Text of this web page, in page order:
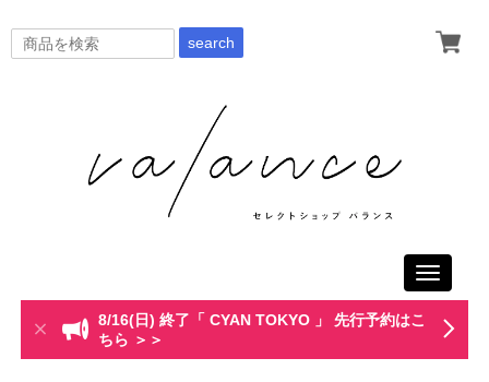
search
Toggle
8/16(日) 終了「 CYAN TOKYO 」 先行予約はこ
ちら ＞＞